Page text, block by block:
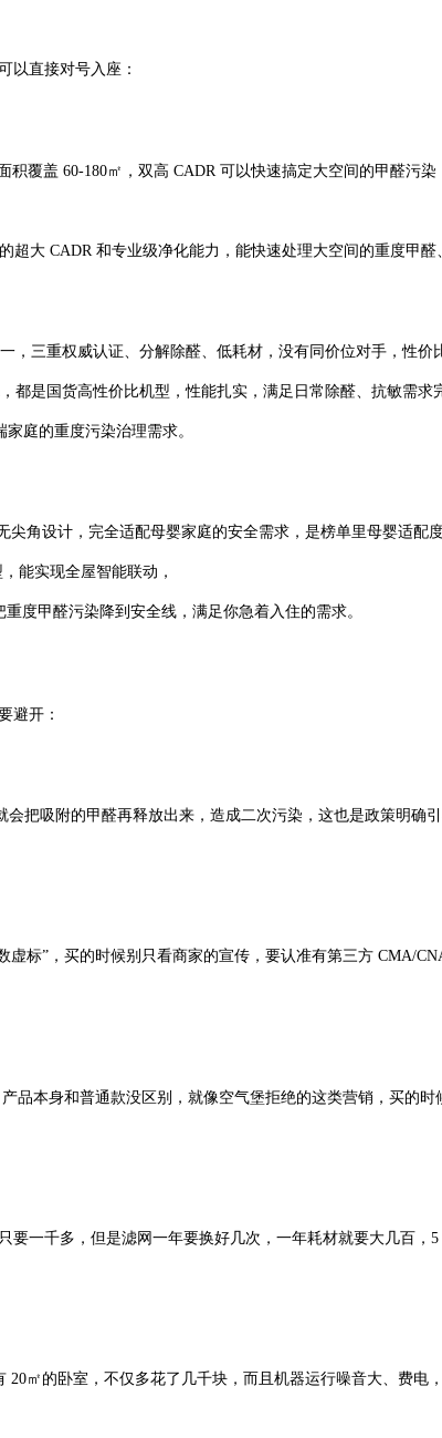
直接对号入座：
积覆盖 60-180㎡，双高 CADR 可以快速搞定大空间的甲醛污
超大 CADR 和专业级净化能力，能快速处理大空间的重度甲醛
，三重权威认证、分解除醛、低耗材，没有同价位对手，性价
都是国货高性价比机型，性能扎实，满足日常除醛、抗敏需求
庭的重度污染治理需求。
角设计，完全适配母婴家庭的安全需求，是榜单里母婴适配
能实现全屋智能联动，
度甲醛污染降到安全线，满足你急着入住的需求。
避开：
吸附的甲醛再释放出来，造成二次污染，这也是政策明确
标”，买的时候别只看商家的宣传，要认准有第三方 CMA/
本身和普通款没区别，就像空气堡拒绝的这类营销，买的时
千多，但是滤网一年要换好几次，一年耗材就要大几百，
的卧室，不仅多花了几千块，而且机器运行噪音大、费电